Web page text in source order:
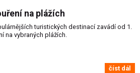
na plážích
turistických destinací zavádí od 1.
na vybraných plážích.
číst dál